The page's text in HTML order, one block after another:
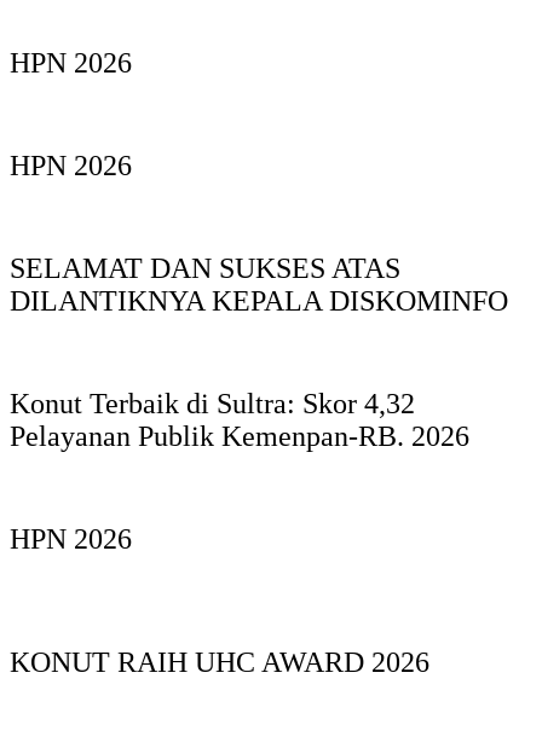
HPN 2026
HPN 2026
SELAMAT DAN SUKSES ATAS
DILANTIKNYA KEPALA DISKOMINFO
Konut Terbaik di Sultra: Skor 4,32
Pelayanan Publik Kemenpan-RB. 2026
HPN 2026
KONUT RAIH UHC AWARD 2026